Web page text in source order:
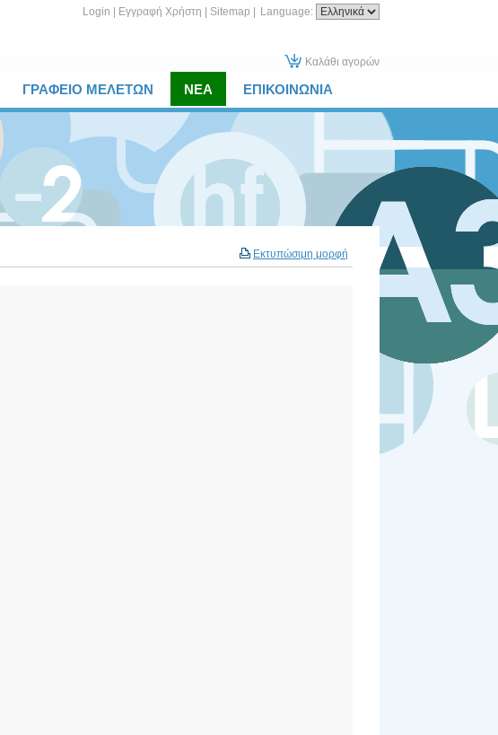
Language:
Login Εγγραφή Χρήστη Sitemap
Καλάθι αγορών
ΓΡΑΦΕΙΟ ΜΕΛΕΤΩΝ ΝΕΑ ΕΠΙΚΟΙΝΩΝΙΑ
Εκτυπώσιμη μορφή